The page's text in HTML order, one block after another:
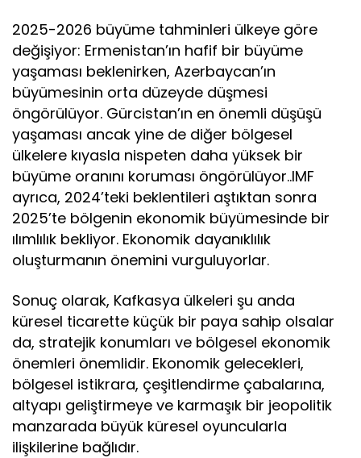
2025-2026 büyüme tahminleri ülkeye göre
değişiyor: Ermenistan’ın hafif bir büyüme
yaşaması beklenirken, Azerbaycan’ın
büyümesinin orta düzeyde düşmesi
öngörülüyor. Gürcistan’ın en önemli düşüşü
yaşaması ancak yine de diğer bölgesel
ülkelere kıyasla nispeten daha yüksek bir
büyüme oranını koruması öngörülüyor..IMF
ayrıca, 2024’teki beklentileri aştıktan sonra
2025’te bölgenin ekonomik büyümesinde bir
ılımlılık bekliyor. Ekonomik dayanıklılık
oluşturmanın önemini vurguluyorlar.
Sonuç olarak, Kafkasya ülkeleri şu anda
küresel ticarette küçük bir paya sahip olsalar
da, stratejik konumları ve bölgesel ekonomik
önemleri önemlidir. Ekonomik gelecekleri,
bölgesel istikrara, çeşitlendirme çabalarına,
altyapı geliştirmeye ve karmaşık bir jeopolitik
manzarada büyük küresel oyuncularla
ilişkilerine bağlıdır.